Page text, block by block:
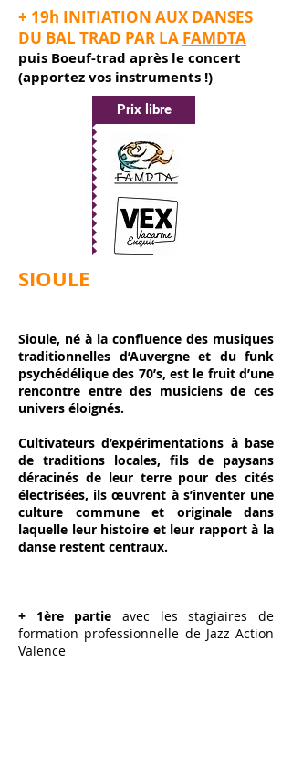
+ 19h INITIATION AUX DANSES
DU BAL TRAD PAR LA FAMDTA
puis Boeuf-trad après le concert
(apportez vos instruments !)
Prix libre
SIOULE
Sioule, né à la confluence des musiques
traditionnelles d’Auvergne et du funk
psychédélique des 70’s, est le fruit d’une
rencontre entre des musiciens de ces
univers éloignés.
Cultivateurs d’expérimentations à base
de traditions locales, fils de paysans
déracinés de leur terre pour des cités
électrisées, ils œuvrent à s’inventer une
culture commune et originale dans
laquelle leur histoire et leur rapport à la
danse restent centraux.
+ 1ère partie avec les stagiaires de
formation professionnelle de Jazz Action
Valence